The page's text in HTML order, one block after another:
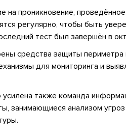
на проникновение,
регулярно, чтобы быть
тест был завершён в
средства защиты
для мониторинга и
усилена также команда
занимающиеся анализом